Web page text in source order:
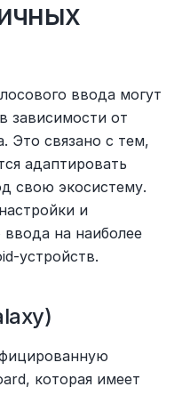
ввода могут
зависимости от
Это связано с тем,
адаптировать
свою экосистему.
и
ввода на наиболее
устройств.
которая имеет